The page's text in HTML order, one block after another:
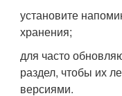
установите
хранения;
для часто
раздел, чтобы их
версиями.